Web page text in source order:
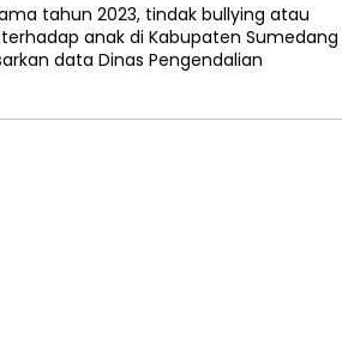
tahun 2023, tindak bullying atau
anak di Kabupaten Sumedang
data Dinas Pengendalian